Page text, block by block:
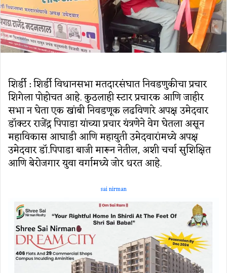
शिर्डी : शिर्डी विधानसभा मतदारसंघात निवडणुकीचा प्रचार
शिगेला पोहोचत आहे. कुठलाही स्टार प्रचारक आणि जाहीर
सभा न घेता एक खांबी निवडणूक लढविणारे अपक्ष उमेदवार
डॉक्टर राजेंद्र पिपाडा यांच्या प्रचार यंत्रणेने वेग घेतला असून
महाविकास आघाडी आणि महायुती उमेदवारांमध्ये अपक्ष
उमेदवार डॉ.पिपाडा बाजी मारून नेतील, अशी चर्चा सुशिक्षित
आणि बेरोजगार युवा वर्गामध्ये जोर धरत आहे.
sai nirman